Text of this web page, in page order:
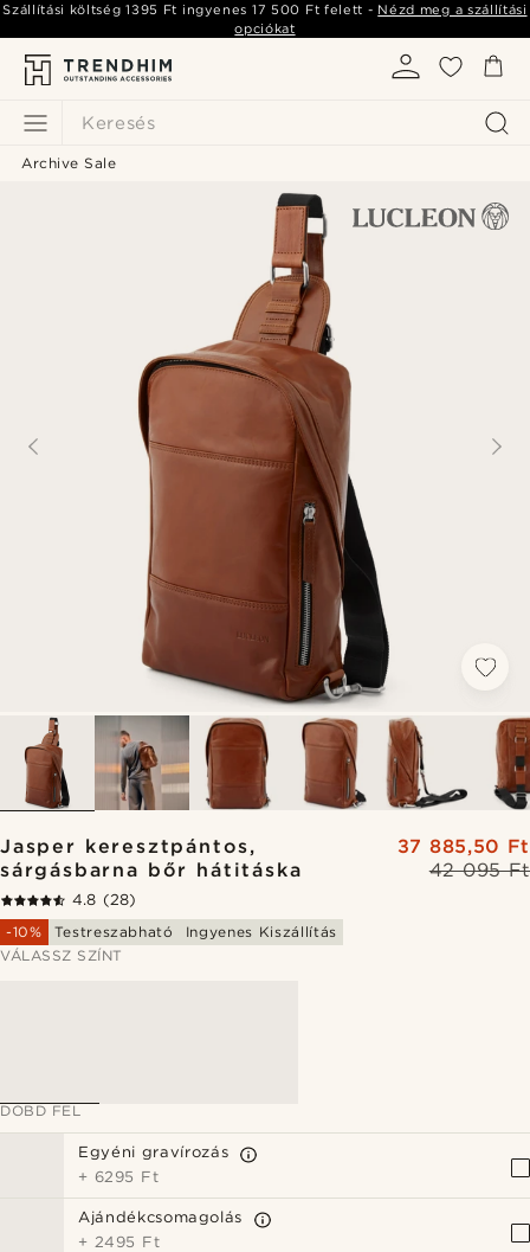
Keresés
Szállítási költség1395 Ft ingyenes 17 500 Ft felett - Nézd meg a szállítási
opciókat
Archive Sale
Jasper keresztpántos,
sárgásbarna bőr hátitáska
42 095 Ft
37 885,50 Ft
4.8 (28)
-10%
Testreszabható
Ingyenes Kiszállítás
VÁLASSZ SZÍNT
DOBD FEL
Egyéni gravírozás
+ 6295 Ft
Ajándékcsomagolás
+ 2495 Ft